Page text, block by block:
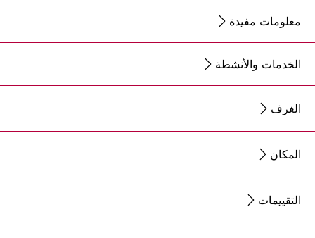
معلومات مفيدة
الخدمات والأنشطة
الغرف
المكان
التقييمات